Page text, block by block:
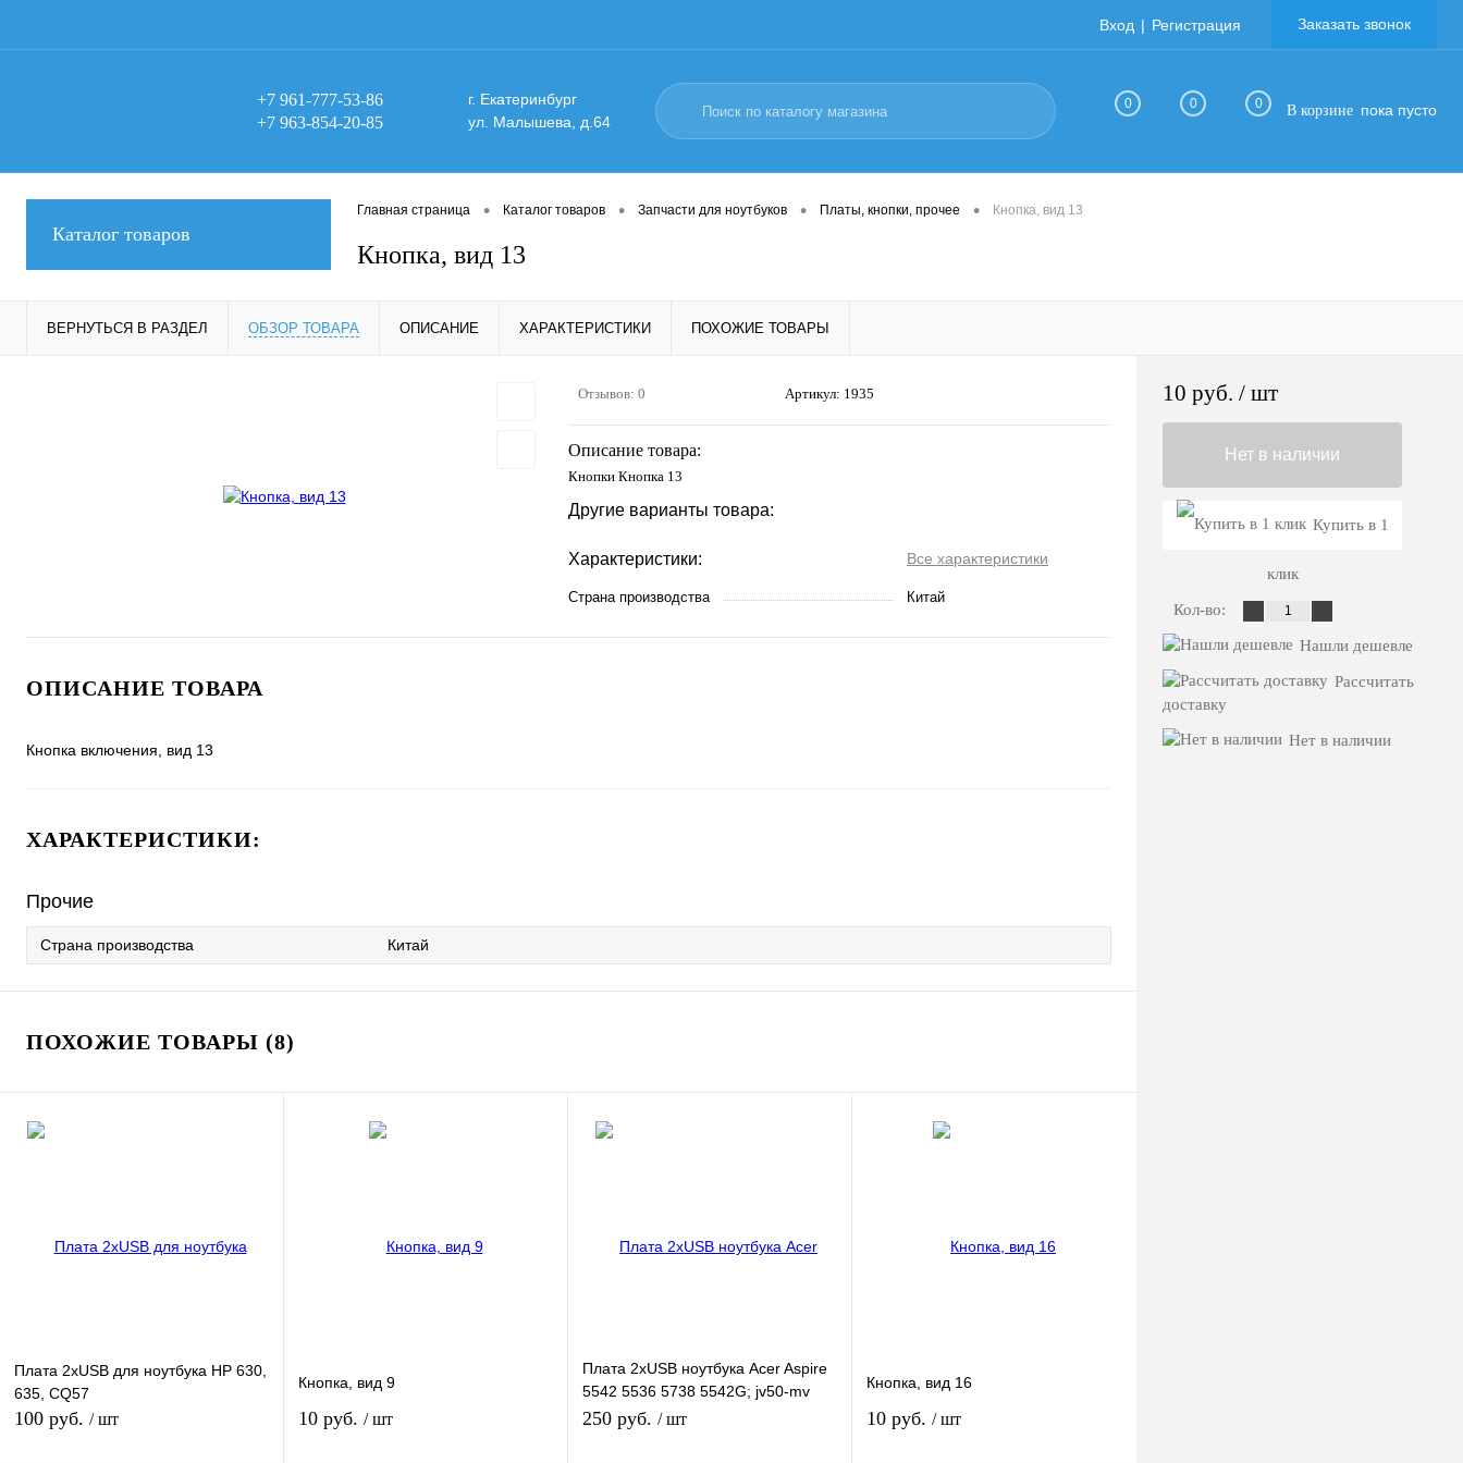
Вход Регистрация Заказать звонок
+7 961-777-53-86
+7 963-854-20-85
г. Екатеринбург
ул. Малышева, д.64
0 0 0 В корзине пока пусто
Каталог товаров
Главная страница • Каталог товаров • Запчасти для ноутбуков • Платы, кнопки, прочее • Кнопка, вид 13
Кнопка, вид 13
ВЕРНУТЬСЯ В РАЗДЕЛ ОБЗОР ТОВАРА ОПИСАНИЕ ХАРАКТЕРИСТИКИ ПОХОЖИЕ ТОВАРЫ
Отзывов: 0 Артикул: 1935
Описание товара:
Кнопки Кнопка 13
Другие варианты товара:
Характеристики: Все характеристики
Страна производства Китай
ОПИСАНИЕ ТОВАРА
Кнопка включения, вид 13
ХАРАКТЕРИСТИКИ:
Прочие
Страна производства Китай
ПОХОЖИЕ ТОВАРЫ (8)
Плата 2xUSB для ноутбука HP 630,
635, CQ57
100 руб. / шт
Кнопка, вид 9
10 руб. / шт
Плата 2xUSB ноутбука Acer Aspire
5542 5536 5738 5542G; jv50-mv
usb bd 08649-1
250 руб. / шт
Кнопка, вид 16
10 руб. / шт
10 руб. / шт
Нет в наличии
Купить в 1
клик
Кол-во:
Нашли дешевле
Рассчитать
доставку
Нет в наличии